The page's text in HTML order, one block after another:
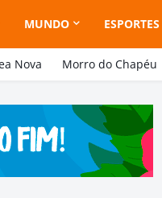
MUNDO ESPORTES
Nova Morro do Chapéu